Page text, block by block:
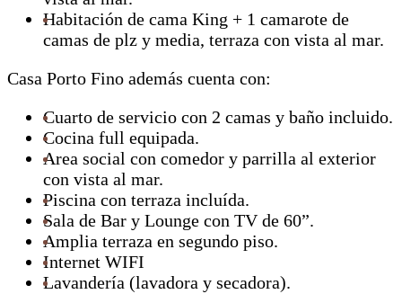
Habitación de cama King + 1 camarote de
camas de plz y media, terraza con vista al mar.
Casa Porto Fino además cuenta con:
Cuarto de servicio con 2 camas y baño incluido.
Cocina full equipada.
Area social con comedor y parrilla al exterior
con vista al mar.
Piscina con terraza incluída.
Sala de Bar y Lounge con TV de 60”.
Amplia terraza en segundo piso.
Internet WIFI
Lavandería (lavadora y secadora).